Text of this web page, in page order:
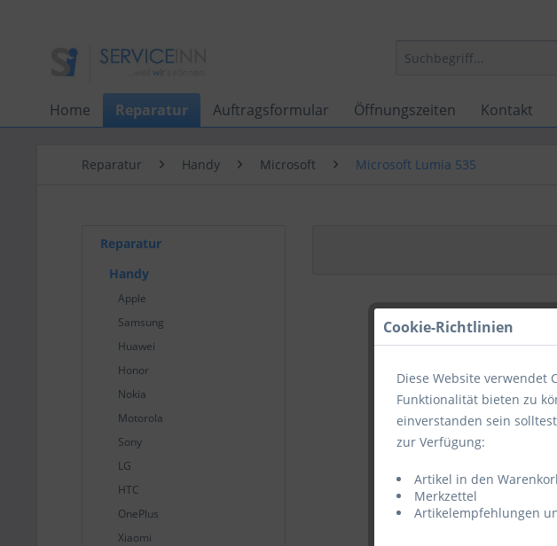
Home Reparatur Auftragsformular Öffnungszeiten Kontakt
Reparatur Handy Microsoft Microsoft Lumia 535
Reparatur
Handy
Apple
Samsung
Huawei
Honor
Nokia
Motorola
Sony
LG
HTC
OnePlus
Xiaomi
Cookie-Richtlinien
Diese Website verwendet
Funktionalität bieten zu
einverstanden sein
zur Verfügung:
Artikel in den
Merkzettel
Artikelempfehlungen